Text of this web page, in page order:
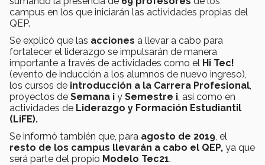
campus en los que iniciarán las actividades propias del
QEP.
Se explicó que las acciones a llevar a cabo para
fortalecer el liderazgo se impulsarán de manera
importante a través de actividades como el Hi Tec!
(evento de inducción a los alumnos de nuevo ingreso),
los cursos de introducción a la Carrera Profesional
proyectos de Semana i y Semestre i , así como en
actividades de Liderazgo y Formación Estudiantil
(LiFE).
Se informó también que, para agosto de 2019 , el
resto de los campus llevarán a cabo el QEP, ya que
será parte del propio Modelo Tec21.